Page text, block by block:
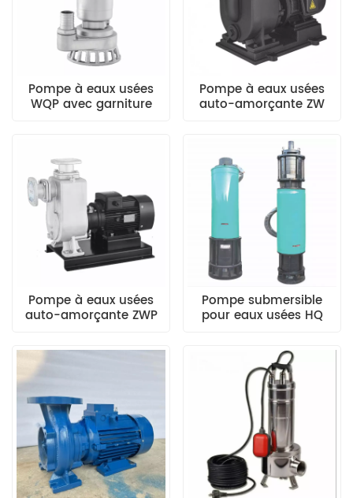
Pompe à eaux usées
WQP avec garniture
Pompe à eaux usées
auto-amorçante ZW
Pompe à eaux usées
auto-amorçante ZWP
Pompe submersible
pour eaux usées HQ